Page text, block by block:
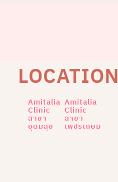
LOCATION
Amitalia
Clinic
สาขา
อุดมสุข
Amitalia
Clinic
สาขา
เพชรเกษม